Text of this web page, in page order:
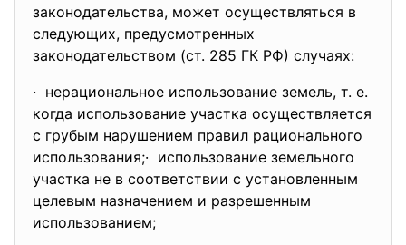
законодательства, может осуществляться в
следующих, предусмотренных
законодательством (ст. 285 ГК РФ) случаях:
· нерациональное использование земель, т. е.
когда использование участка осуществляется
с грубым нарушением правил рационального
использования;· использование земельного
участка не в соответствии с установленным
целевым назначением и разрешенным
использованием;